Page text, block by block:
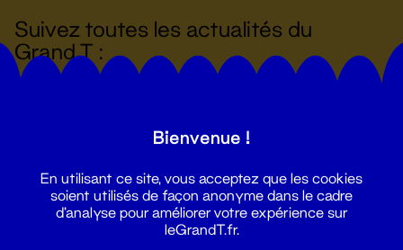
Suivez toutes les actualités du
Grand T :
Bienvenue !
En utilisant ce site, vous acceptez que les cookies
soient utilisés de façon anonyme dans le cadre
d'analyse pour améliorer votre expérience sur
leGrandT.fr.